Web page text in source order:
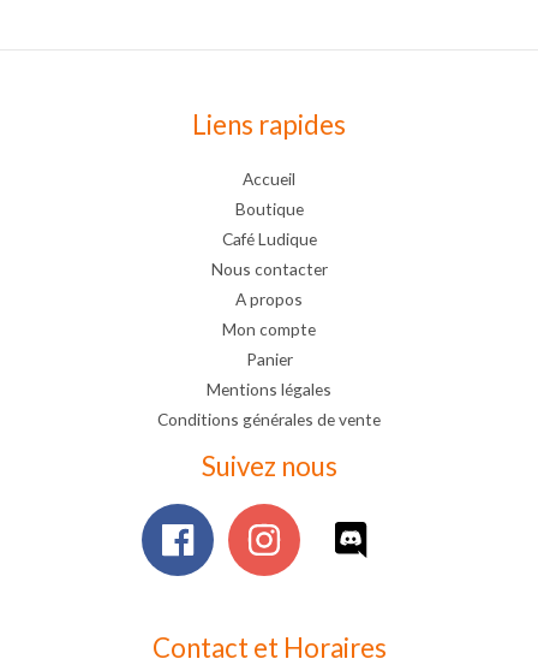
Liens rapides
Accueil
Boutique
Café Ludique
Nous contacter
A propos
Mon compte
Panier
Mentions légales
Conditions générales de vente
Suivez nous
Contact et Horaires